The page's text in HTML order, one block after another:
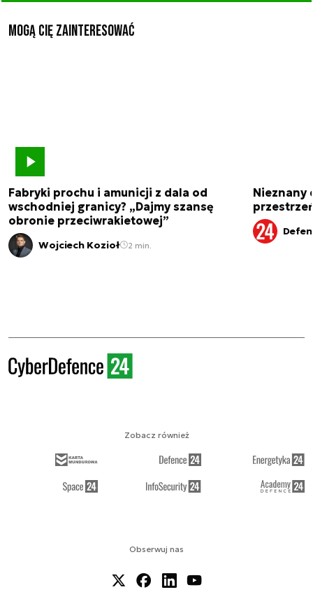
Mogą Cię zainteresować
Fabryki prochu i amunicji z dala od
wschodniej granicy? „Dajmy szansę
obronie przeciwrakietowej”
Wojciech Kozioł 2 min.
Nieznany
Obserwuj nas
Zobacz również